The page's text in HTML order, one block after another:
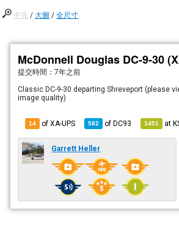
中等 /大圖 /全尺寸
McDonnell Douglas DC-9-30
提交時間：7年之前
Classic DC-9-30 departing Shreveport (please
image quality)
14 of XA-UPS 582 ofDC93 1451 at
Garrett Heller